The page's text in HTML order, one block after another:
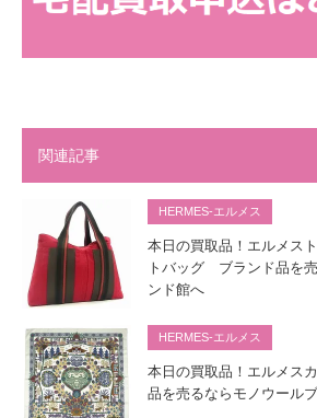
関連記事
HERMES-エルメス
本日の買取品！エルメス
トバッグ ブランド品を
ンド館へ
HERMES-エルメス
本日の買取品！エルメス
品を売るならモノウール